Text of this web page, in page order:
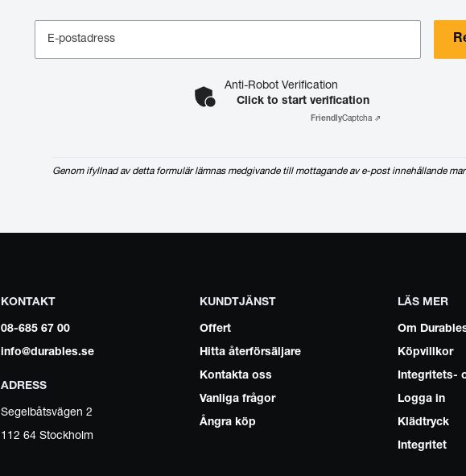
E-postadress
Anti-Robot Verification
Click to start verification
FriendlyCaptcha ⇗
Genom ifyllnad av detta formulär lämnas medgivande till mottagande av e-post innehållande
KONTAKT
08-685 67 00
info@durables.se
ADRESS
Segelbåtsvägen 2
112 64 Stockholm
KUNDTJÄNST
Offert
Hitta återförsäljare
Kontakta oss
Vanliga frågor
Ångra köp
LÄS MER
Om
Köpvillkor
Integritets-
Logga in
Klädtryck
Integritet